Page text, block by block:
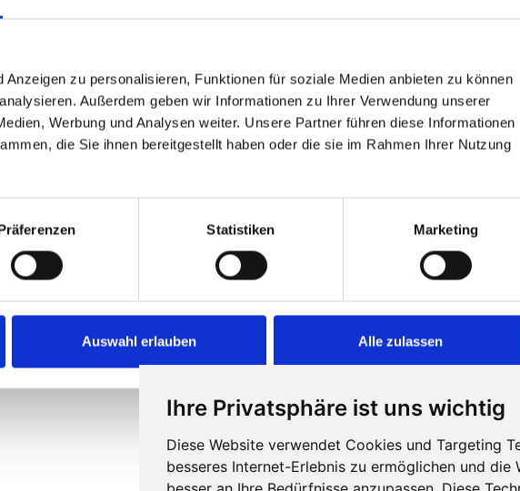
Ihre Privatsphäre ist uns wichtig
Diese Website verwendet Cookies und Targeting
besseres Internet-Erlebnis zu ermöglichen und die
zu personalisieren, Funktionen für soziale Medien anbieten zu können
Außerdem geben wir Informationen zu Ihrer Verwendung unserer
Werbung und Analysen weiter. Unsere Partner führen diese Informationen
die Sie ihnen bereitgestellt haben oder die sie im Rahmen Ihrer Nutzung
Statistiken Marketing
Auswahl erlauben Alle zulassen
Zur Anmeldung
Anmeldung
Impressum